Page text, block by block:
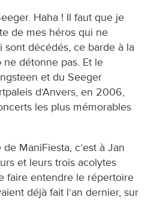
Haha ! Il faut que je
de mes héros qui ne
sont décédés, ce barde à la
détonne pas. Et le
et du Seeger
d’Anvers, en 2006,
les plus mémorables
ManiFiesta, c’est à Jan
et leurs trois acolytes
faire entendre le répertoire
déjà fait l’an dernier, sur